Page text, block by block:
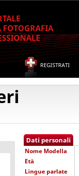
FOTOGRAFIA
REGISTRATI
Dati personali
Nome Modella
Età
Lingue parlate